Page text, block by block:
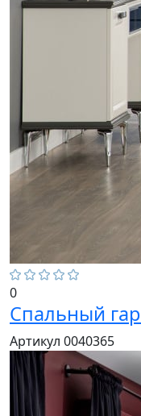
0
Спальный
Артикул 0040365